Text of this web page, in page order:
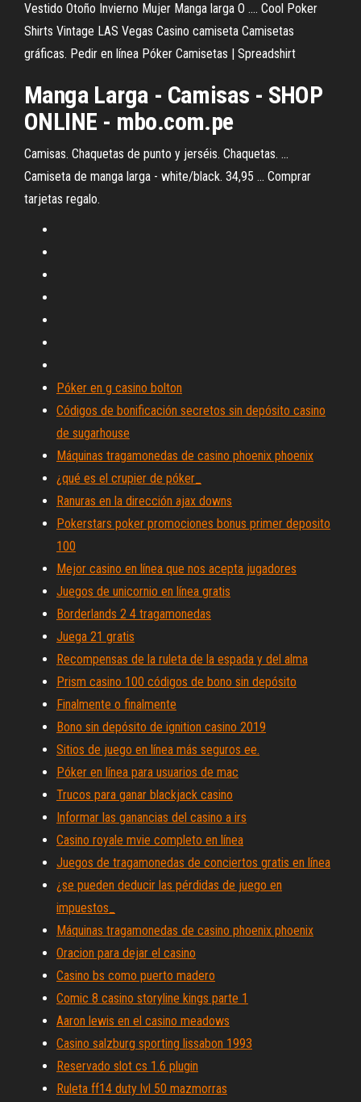
Vestido Otoño Invierno Mujer Manga larga O .... Cool Poker
Shirts Vintage LAS Vegas Casino camiseta Camisetas
gráficas. Pedir en línea Póker Camisetas | Spreadshirt
Manga Larga - Camisas - SHOP
ONLINE - mbo.com.pe
Camisas. Chaquetas de punto y jerséis. Chaquetas. ...
Camiseta de manga larga - white/black. 34,95 ... Comprar
tarjetas regalo.
Póker en g casino bolton
Códigos de bonificación secretos sin depósito casino
de sugarhouse
Máquinas tragamonedas de casino phoenix phoenix
¿qué es el crupier de póker_
Ranuras en la dirección ajax downs
Pokerstars poker promociones bonus primer deposito
100
Mejor casino en línea que nos acepta jugadores
Juegos de unicornio en línea gratis
Borderlands 2 4 tragamonedas
Juega 21 gratis
Recompensas de la ruleta de la espada y del alma
Prism casino 100 códigos de bono sin depósito
Finalmente o finalmente
Bono sin depósito de ignition casino 2019
Sitios de juego en línea más seguros ee.
Póker en línea para usuarios de mac
Trucos para ganar blackjack casino
Informar las ganancias del casino a irs
Casino royale mvie completo en línea
Juegos de tragamonedas de conciertos gratis en línea
¿se pueden deducir las pérdidas de juego en
impuestos_
Máquinas tragamonedas de casino phoenix phoenix
Oracion para dejar el casino
Casino bs como puerto madero
Comic 8 casino storyline kings parte 1
Aaron lewis en el casino meadows
Casino salzburg sporting lissabon 1993
Reservado slot cs 1.6 plugin
Ruleta ff14 duty lvl 50 mazmorras